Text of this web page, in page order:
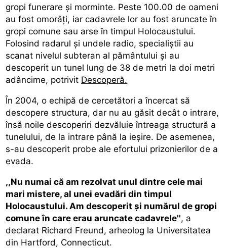
gropi funerare şi morminte. Peste 100.00 de oameni
au fost omorâţi, iar cadavrele lor au fost aruncate în
gropi comune sau arse în timpul Holocaustului.
Folosind radarul şi undele radio, specialiştii au
scanat nivelul subteran al pământului şi au
descoperit un tunel lung de 38 de metri la doi metri
adâncime, potrivit Descoperă.
În 2004, o echipă de cercetători a încercat să
descopere structura, dar nu au găsit decât o intrare,
însă noile descoperiri dezvăluie întreaga structură a
tunelului, de la intrare până la ieşire. De asemenea,
s-au descoperit probe ale efortului prizonierilor de a
evada.
,,Nu numai că am rezolvat unul dintre cele mai
mari mistere, al unei evadări din timpul
Holocaustului. Am descoperit şi numărul de gropi
comune în care erau aruncate cadavrele'', a
declarat Richard Freund, arheolog la Universitatea
din Hartford, Connecticut.